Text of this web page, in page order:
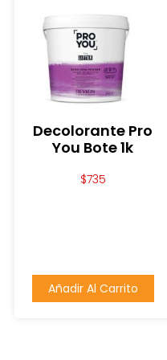
Decolorante Pro
You Bote 1k
$735
Añadir Al Carrito